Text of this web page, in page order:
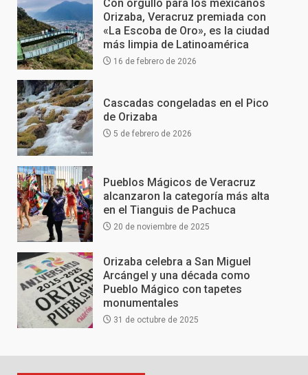
Con orgullo para los mexicanos
Orizaba, Veracruz premiada con
«La Escoba de Oro», es la ciudad
más limpia de Latinoamérica
16 de febrero de 2026
Cascadas congeladas en el Pico
de Orizaba
5 de febrero de 2026
Pueblos Mágicos de Veracruz
alcanzaron la categoría más alta
en el Tianguis de Pachuca
20 de noviembre de 2025
Orizaba celebra a San Miguel
Arcángel y una década como
Pueblo Mágico con tapetes
monumentales
31 de octubre de 2025